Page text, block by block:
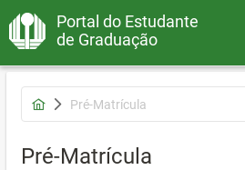
Portal do Estudante
de Graduação
Pré-Matrícula
Pré-Matrícula